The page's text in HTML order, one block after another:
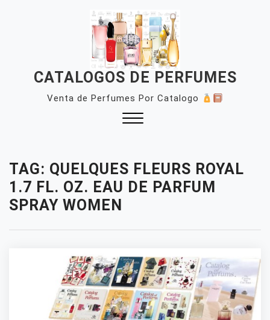
CATALOGOS DE PERFUMES
Venta de Perfumes Por Catalogo
TAG: QUELQUES FLEURS ROYAL
1.7 FL. OZ. EAU DE PARFUM
SPRAY WOMEN